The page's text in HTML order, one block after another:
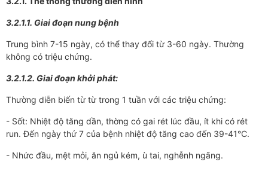
3.2.1.1. Giai đoạn nung bệnh
Trung bình 7-15 ngày, có thể thay đổi từ 3-60 ngày. Th­­ường
không có triệu chứng.
3.2.1.2. Giai đoạn khởi phát:
Th­­­ường diễn biến từ từ trong 1 tuần với các triệu chứng:
- Sốt: Nhiệt độ tăng dần, th­­ờng có gai rét lúc đầu, ít khi có rét
run. Đến ngày thứ 7 của bệnh nhiệt độ tăng cao đến 39-41°C.
- Nhức đầu, mệt mỏi, ăn ngủ kém, ù tai, nghễnh ngãng.